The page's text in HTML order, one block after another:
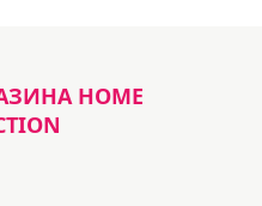
HOME